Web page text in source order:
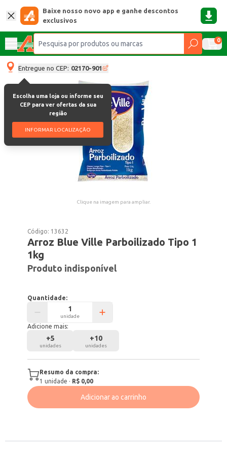
Baixe nosso novo app e ganhe descontos
exclusivos
0
Entregue no CEP: 02170-901
Escolha uma loja ou informe seu
CEP para ver ofertas da sua
região
INFORMAR LOCALIZAÇÃO
Clique na imagem para ampliar.
Código: 13632
Arroz Blue Ville Parboilizado Tipo 1
1kg
Produto indisponível
Quantidade:
unidade
Adicione mais:
+5
unidades
+10
unidades
Resumo da compra:
1 unidade · R$ 0,00
Adicionar ao carrinho